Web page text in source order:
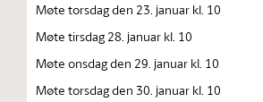
Møte torsdag den 23. januar kl. 10
Møte tirsdag 28. januar kl. 10
Møte onsdag den 29. januar kl. 10
Møte torsdag den 30. januar kl. 10